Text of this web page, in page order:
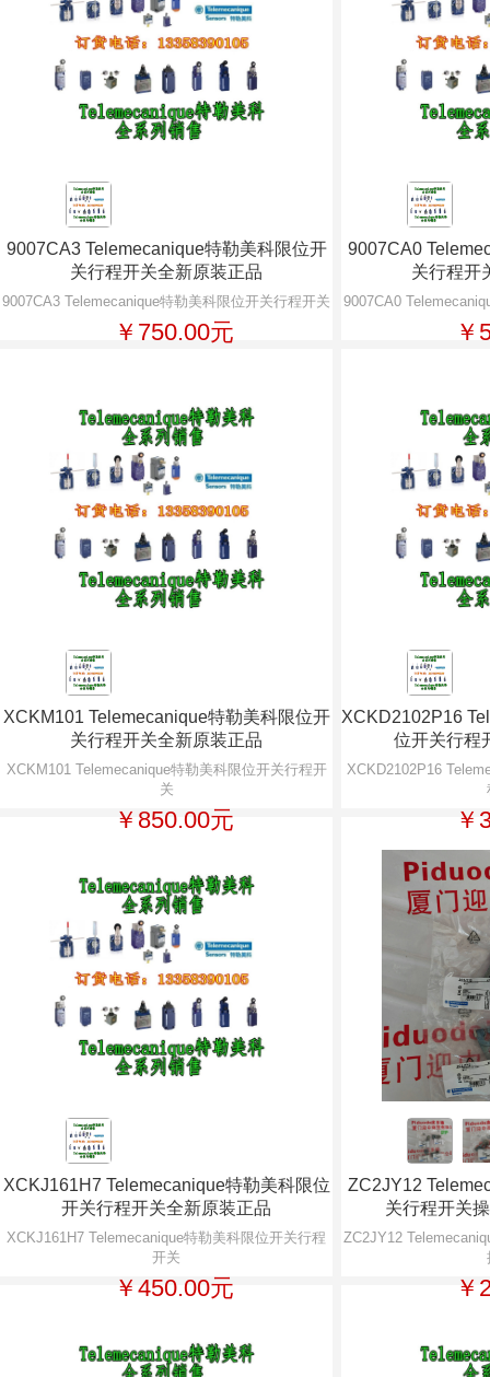
9007CA3 Telemecanique特勒美科限位开
关行程开关全新原装正品
9007CA3 Telemecanique特勒美科限位开关行程开关
￥750.00元
9007CA0
关行程开
9007CA0
￥
XCKM101 Telemecanique特勒美科限位开
关行程开关全新原装正品
XCKM101 Telemecanique特勒美科限位开关行程开
关
￥850.00元
XCKD2102P16
位开关行程
XCKD2102P16
￥
XCKJ161H7 Telemecanique特勒美科限位
开关行程开关全新原装正品
XCKJ161H7 Telemecanique特勒美科限位开关行程
开关
￥450.00元
ZC2JY12
关行程开关
ZC2JY12
￥